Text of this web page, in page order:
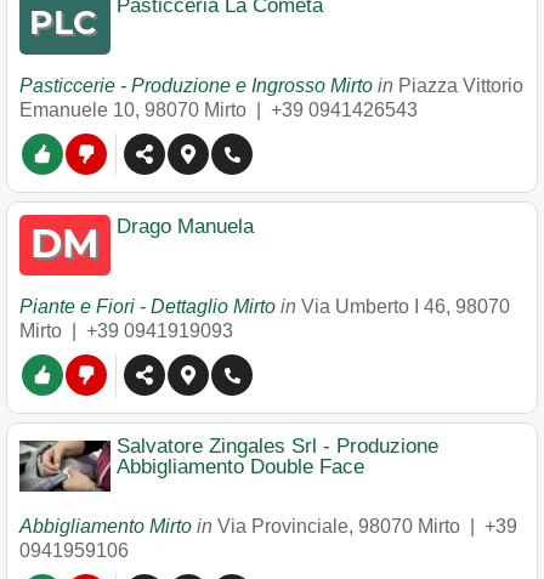
Pasticceria La Cometa
Pasticcerie - Produzione e Ingrosso Mirto in Piazza Vittorio
Emanuele 10, 98070 Mirto +39 0941426543
Drago Manuela
Piante e Fiori - Dettaglio Mirto in Via Umberto I 46, 98070
Mirto
+39 0941919093
Salvatore Zingales Srl - Produzione
Abbigliamento Double Face
Abbigliamento Mirto in Via Provinciale, 98070 Mirto
+39
0941959106